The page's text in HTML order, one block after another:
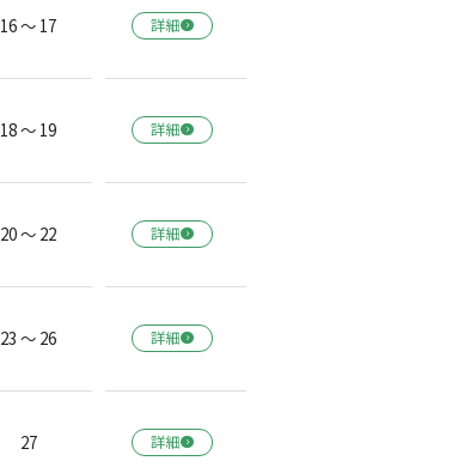
16 ～ 17 詳細
18 ～ 19 詳細
20 ～ 22 詳細
23 ～ 26 詳細
27 詳細